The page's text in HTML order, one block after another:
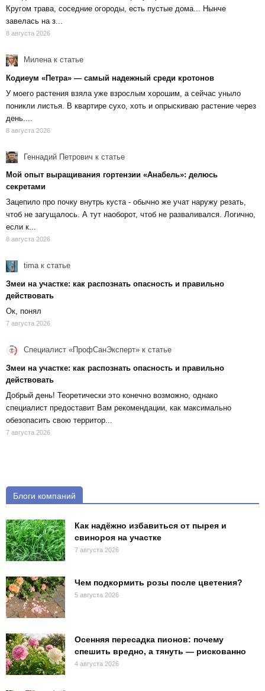
Кругом трава, соседние огороды, есть пустые дома... Нынче
завелась на з...
8 августа 2026
Миленак статье
Кодиеум «Петра» — самый надежный среди кротонов
У моего растения взяла уже взрослым хорошим, а сейчас уныло
поникли листья. В квартире сухо, хоть и опрыскиваю растение через
день....
8 августа 2026
Геннадий Петрович к статье
Мой опыт выращивания гортензии «Анабель»: делюсь
секретами
Зацепило про почку внутрь куста - обычно же учат наружу резать,
чтоб не загущалось. А тут наоборот, чтоб не разваливался. Логично,
если к...
8 августа 2026
timaк статье
Змеи на участке: как распознать опасность и правильно
действовать
Ок, понял
7 августа 2026
Специалист «ПрофСанЭксперт» к статье
Змеи на участке: как распознать опасность и правильно
действовать
Добрый день! Теоретически это конечно возможно, однако
специалист предоставит Вам рекомендации, как максимально
обезопасить свою территор...
7 августа 2026
Блоги компаний
Как надёжно избавиться от пырея и
свинороя на участке
7 августа 2026
Чем подкормить розы после цветения?
5 августа 2026
Осенняя пересадка пионов: почему
спешить вредно, а тянуть — рискованно
4 августа 2026